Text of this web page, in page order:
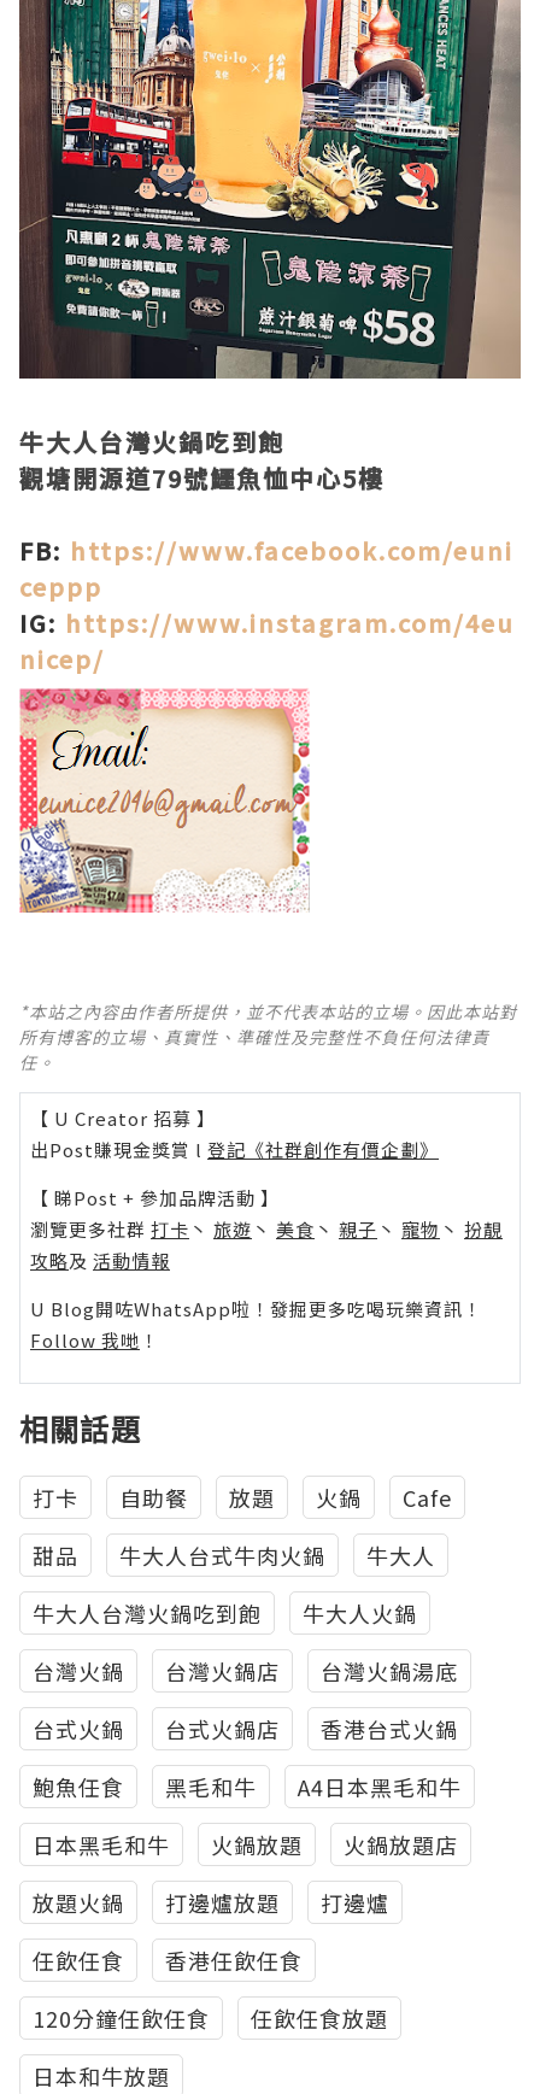
牛大人台灣火鍋吃到飽
觀塘開源道79號鱷魚恤中心5樓
FB: https://www.facebook.com/euni
ceppp
IG: https://www.instagram.com/4eu
nicep/
*本站之內容由作者所提供，並不代表本站的立場。因此本站對
所有博客的立場、真實性、準確性及完整性不負任何法律責
任。
【 U Creator 招募 】
出Post賺現金獎賞 l 登記《社群創作有價企劃》
【 睇Post + 參加品牌活動 】
瀏覽更多社群 打卡 丶 旅遊 丶 美食 丶 親子 丶 寵物 丶 扮靚
攻略及 活動情報
U Blog開咗WhatsApp啦！發掘更多吃喝玩樂資訊！
Follow 我哋 ！
相關話題
打卡 自助餐 放題 火鍋
Cafe
甜品
牛大人台式牛肉火鍋
牛大人
牛大人台灣火鍋吃到飽
牛大人火鍋
台灣火鍋
台灣火鍋店
台灣火鍋湯底
台式火鍋
台式火鍋店
香港台式火鍋
鮑魚任食
黑毛和牛
A4日本黑毛和牛
日本黑毛和牛
火鍋放題
火鍋放題店
放題火鍋
打邊爐放題
打邊爐
任飲任食
香港任飲任食
120分鐘任飲任食
任飲任食放題
日本和牛放題